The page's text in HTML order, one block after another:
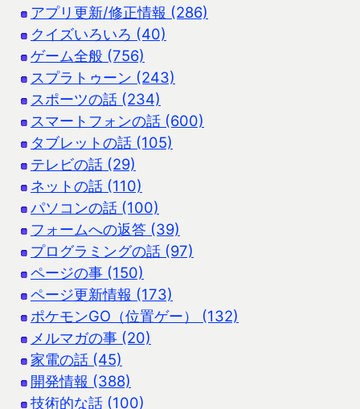
アプリ更新/修正情報 (286)
クイズいろいろ (40)
ゲーム全般 (756)
スプラトゥーン (243)
スポーツの話 (234)
スマートフォンの話 (600)
タブレットの話 (105)
テレビの話 (29)
ネットの話 (110)
パソコンの話 (100)
フォームへの返答 (39)
プログラミングの話 (97)
ページの事 (150)
ページ更新情報 (173)
ポケモンGO（位置ゲー） (132)
メルマガの事 (20)
家電の話 (45)
開発情報 (388)
技術的な話 (100)